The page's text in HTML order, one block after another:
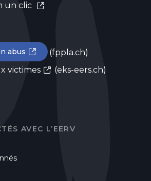
un clic
abus
(fppla.ch)
victimes
(eks-eers.ch)
AVEC L’EERV